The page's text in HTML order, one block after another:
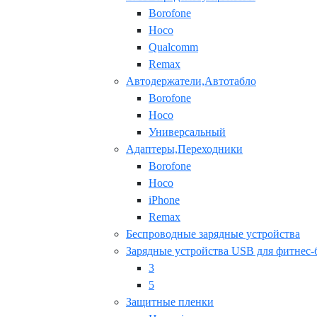
Borofone
Hoco
Qualcomm
Remax
Автодержатели,Автотабло
Borofone
Hoco
Универсальный
Адаптеры,Переходники
Borofone
Hoco
iPhone
Remax
Беспроводные зарядные устройства
Зарядные устройства USB для фитнес-
3
5
Защитные пленки